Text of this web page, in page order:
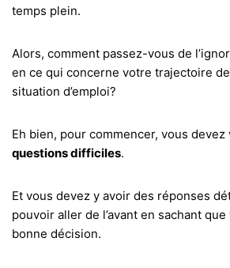
temps plein.
Alors, comment passez-vous de
en ce qui concerne votre trajectoire
situation d’emploi?
Eh bien, pour commencer, vous
questions difficiles.
Et vous devez y avoir des réponses
pouvoir aller de l’avant en sachant
bonne décision.